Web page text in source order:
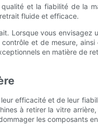
et la fiabilité de la
fluide et efficace.
Lorsque vous envisagez
et de mesure, ainsi
en matière de
efficacité et de leur
à retirer la vitre
les composants